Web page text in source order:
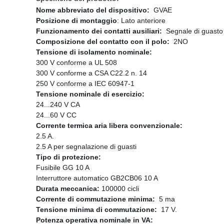
Nome abbreviato del dispositivo: GVAE
Posizione di montaggio: Lato anteriore
Funzionamento dei contatti ausiliari: Segnale di
Composizione del contatto con il polo:
2NO
Tensione di isolamento nominale:
300 V conforme a UL 508
300 V conforme a CSA C22.2 n. 14
250 V conforme a IEC 60947-1
Tensione nominale di esercizio:
24...240 V CA
24...60 V CC
Corrente termica aria libera convenzionale:
2.5 A.
2.5 A per segnalazione di guasti
Tipo di protezione:
Fusibile GG 10 A
Interruttore automatico GB2CB06 10 A
Durata meccanica: 100000 cicli
Corrente di commutazione minima: 5 ma
Tensione minima di commutazione:
17 V.
Potenza operativa nominale in VA: